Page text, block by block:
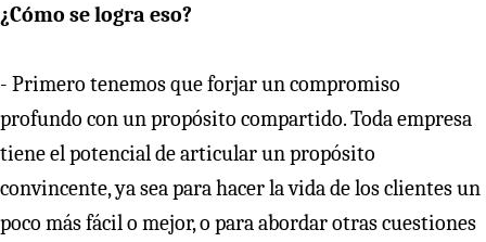
¿Cómo se logra eso?
- Primero tenemos que forjar un compromiso
profundo con un propósito compartido. Toda empresa
tiene el potencial de articular un propósito
convincente, ya sea para hacer la vida de los clientes un
poco más fácil o mejor, o para abordar otras cuestiones